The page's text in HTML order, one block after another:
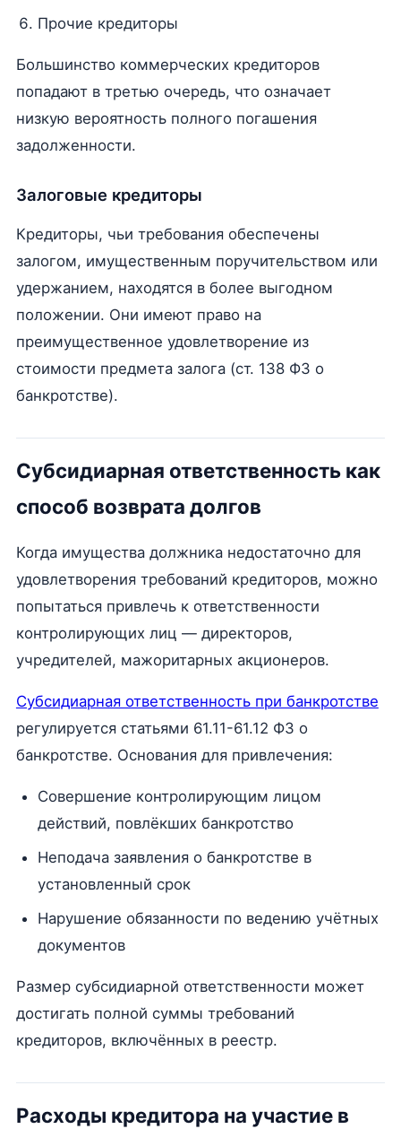
Прочие кредиторы
Большинство коммерческих кредиторов
попадают в третью очередь, что означает
низкую вероятность полного погашения
задолженности.
Залоговые кредиторы
Кредиторы, чьи требования обеспечены
залогом, имущественным поручительством или
удержанием, находятся в более выгодном
положении. Они имеют право на
преимущественное удовлетворение из
стоимости предмета залога (ст. 138 ФЗ о
банкротстве).
Субсидиарная ответственность как
способ возврата долгов
Когда имущества должника недостаточно для
удовлетворения требований кредиторов, можно
попытаться привлечь к ответственности
контролирующих лиц — директоров,
учредителей, мажоритарных акционеров.
Субсидиарная ответственность при банкротстве
регулируется статьями 61.11-61.12 ФЗ о
банкротстве. Основания для привлечения:
Совершение контролирующим лицом
действий, повлёкших банкротство
Неподача заявления о банкротстве в
установленный срок
Нарушение обязанности по ведению учётных
документов
Размер субсидиарной ответственности может
достигать полной суммы требований
кредиторов, включённых в реестр.
Расходы кредитора на участие в